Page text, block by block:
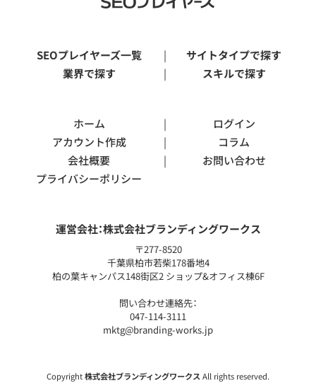
運営会社：株式会社ブランディングワークス
〒277-8520
千葉県柏市若柴178番地4
柏の葉キャンパス148街区2 ショップ&オフィス棟6F
問い合わせ連絡先：
047-114-3111
mktg@branding-works.jp
SEOプレイヤーズ一覧
サイトタイプで探す
業界で探す
スキルで探す
ホーム
ログイン
アカウント作成
コラム
会社概要
お問い合わせ
プライバシーポリシー
Copyright株式会社ブランディングワークス All rights reserved.